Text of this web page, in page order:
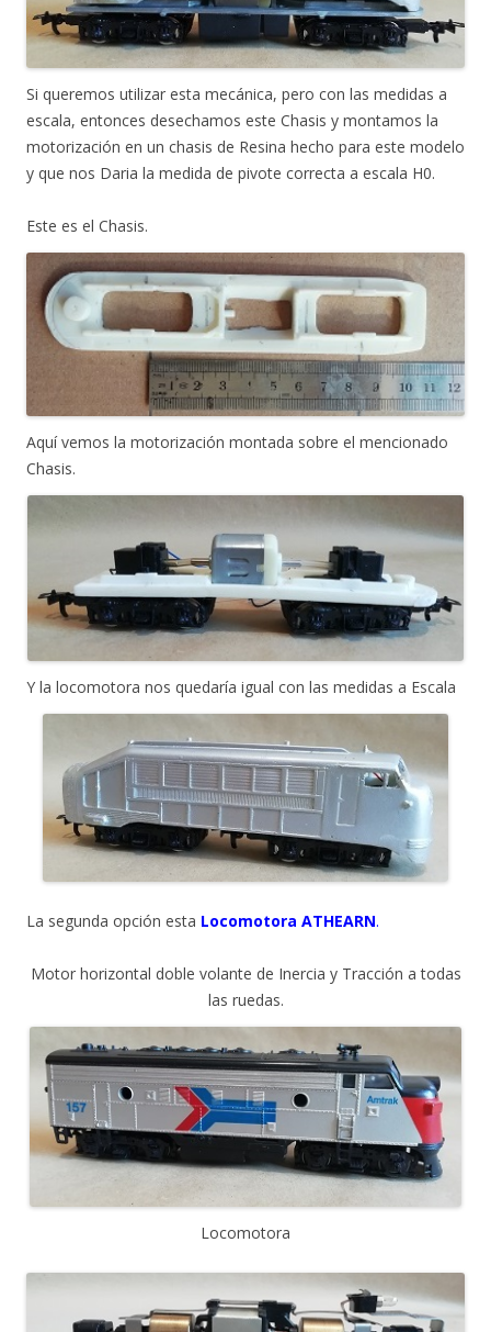
Si queremos utilizar esta mecánica, pero con las medidas a
escala, entonces desechamos este Chasis y montamos la
motorización en un chasis de Resina hecho para este modelo
y que nos Daria la medida de pivote correcta a escala H0.
Este es el Chasis.
Aquí vemos la motorización montada sobre el mencionado
Chasis.
Y la locomotora nos quedaría igual con las medidas a Escala
La segunda opción esta Locomotora ATHEARN.
Motor horizontal doble volante de Inercia y Tracción a todas
las ruedas.
Locomotora